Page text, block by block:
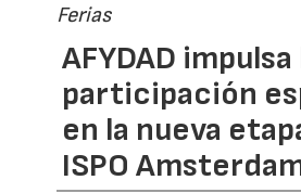
Ferias
AFYDAD impulsa
participación
en la nueva
ISPO